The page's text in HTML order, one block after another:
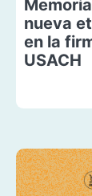
nueva
en la
USACH